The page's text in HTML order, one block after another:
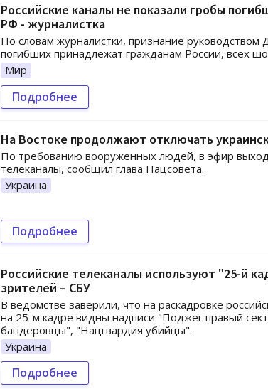
Российские каналы не показали гробы
РФ - журналистка
По словам журналистки, признание руководством
погибших принадлежат гражданам России, всех
Мир
Подробнее
На Востоке продолжают отключать
По требованию вооруженных людей, в эфир
телеканалы, сообщил глава Нацсовета.
Украина
Подробнее
Российские телеканалы используют "25-й
зрителей – СБУ
В ведомстве заверили, что на раскадровке
на 25-м кадре видны надписи "Поджег правый
бандеровцы", "Нацгвардия убийцы".
Украина
Подробнее